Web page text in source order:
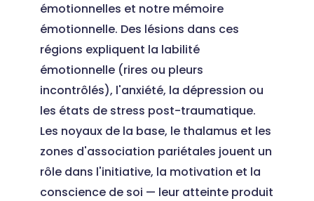
émotionnelles et notre mémoire
émotionnelle. Des lésions dans ces
régions expliquent la labilité
émotionnelle (rires ou pleurs
incontrôlés), l'anxiété, la dépression ou
les états de stress post-traumatique.
Les noyaux de la base, le thalamus et les
zones d'association pariétales jouent un
rôle dans l'initiative, la motivation et la
conscience de soi — leur atteinte produit